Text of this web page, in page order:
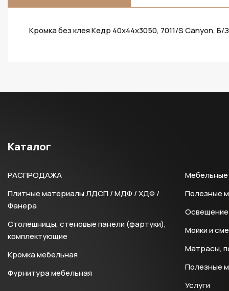
Кромка без клея Кедр 40х44х3050, 7011/S Canyon, Б/З
Каталог
РАСПРОДАЖА
Плитные материалы ЛДСП / МДФ / ХДФ /
Фанера
Столешницы, стеновые панели (фартуки),
комплектующие
Кромка мебельная
Фурнитура мебельная
Мебельные
Полезные
Освещение
Мойки и
Матрасы,
Полезные
Услуги